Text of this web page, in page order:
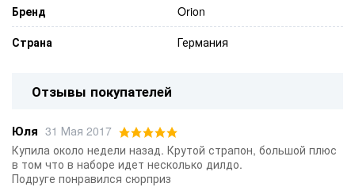
Бренд
Orion
Страна
Германия
Отзывы покупателей
Юля 31 Мая 2017
Купила около недели назад. Крутой страпон, большой плюс
в том что в наборе идет несколько дилдо.
Подруге понравился сюрприз